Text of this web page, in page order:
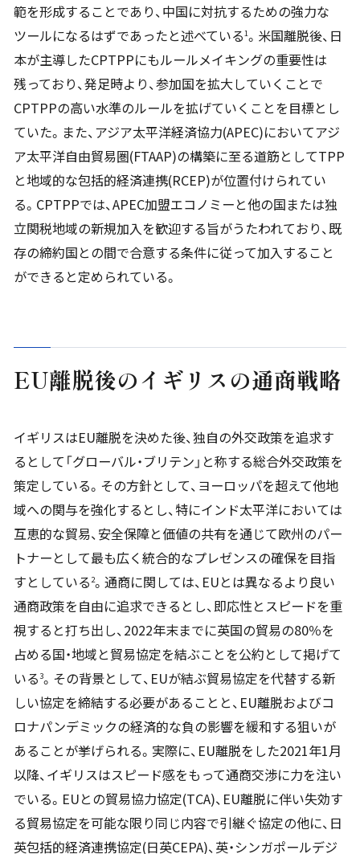
範を形成することであり、中国に対抗するための強力な
ツールになるはずであったと述べている1。米国離脱後、日
本が主導したCPTPPにもルールメイキングの重要性は
残っており、発足時より、参加国を拡大していくことで
CPTPPの高い水準のルールを拡げていくことを目標とし
ていた。また、アジア太平洋経済協力(APEC)においてアジ
ア太平洋自由貿易圏(FTAAP)の構築に至る道筋としてTPP
と地域的な包括的経済連携(RCEP)が位置付けられてい
る。CPTPPでは、APEC加盟エコノミーと他の国または独
立関税地域の新規加入を歓迎する旨がうたわれており、既
存の締約国との間で合意する条件に従って加入すること
ができると定められている。
EU離脱後のイギリスの通商戦略
イギリスはEU離脱を決めた後、独自の外交政策を追求す
るとして「グローバル・ブリテン」と称する総合外交政策を
策定している。その方針として、ヨーロッパを超えて他地
域への関与を強化するとし、特にインド太平洋においては
互恵的な貿易、安全保障と価値の共有を通じて欧州のパー
トナーとして最も広く統合的なプレゼンスの確保を目指
すとしている2。通商に関しては、EUとは異なるより良い
通商政策を自由に追求できるとし、即応性とスピードを重
視すると打ち出し、2022年末までに英国の貿易の80％を
占める国・地域と貿易協定を結ぶことを公約として掲げて
いる 3。その背景として、EUが結ぶ貿易協定を代替する新
しい協定を締結する必要があることと、EU離脱およびコ
ロナパンデミックの経済的な負の影響を緩和する狙いが
あることが挙げられる。実際に、EU離脱をした2021年1月
以降、イギリスはスピード感をもって通商交渉に力を注い
でいる。EUとの貿易協力協定(TCA)、EU離脱に伴い失効す
る貿易協定を可能な限り同じ内容で引継ぐ協定の他に、日
英包括的経済連携協定(日英CEPA)、英・シンガポールデジ